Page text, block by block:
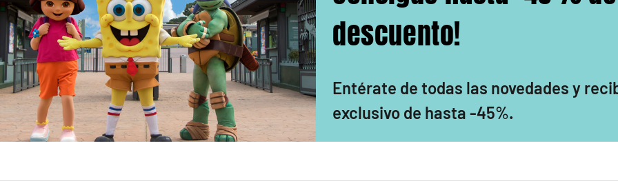
descuento!
Entérate de todas las novedades y
exclusivo de hasta -45%.